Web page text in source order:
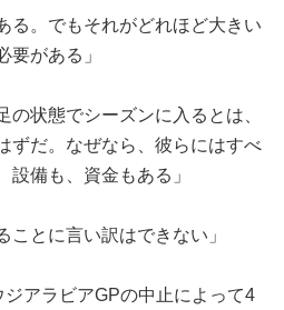
る。でもそれがどれほど大きい
要がある」
の状態でシーズンに入るとは、
ずだ。なぜなら、彼らにはすべ
設備も、資金もある」
ことに言い訳はできない」
アラビアGPの中止によって4